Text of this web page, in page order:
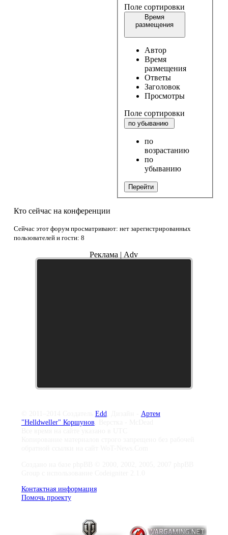
Поле сортировки
Время
размещения
Автор
Время
размещения
Ответы
Заголовок
Просмотры
Поле сортировки
по убыванию
по
возрастанию
по
убыванию
Перейти
Кто сейчас на конференции
Сейчас этот форум просматривают: нет зарегистрированных
пользователей и гости: 8
Реклама | Adv
Edd, Дизайн - Артем
"Helldweller" Коршунов
Контактная информация
Помочь проекту